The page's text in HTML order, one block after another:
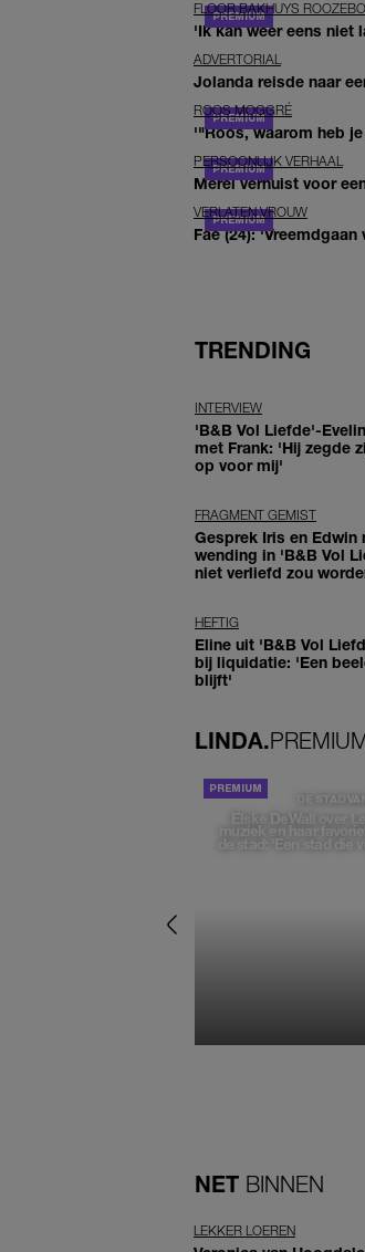
FLOOR BAKHUYS
'Ik kan weer eens niet
ADVERTORIAL
Jolanda reisde naar
ROOS MOGGRÉ
'"Roos, waarom heb
PERSOONLIJK VERHAAL
Merel verhuist voor
VERLATEN VROUW
Fae (24):
TRENDING
INTERVIEW
'B&B Vol Liefde'-
met Frank: 'Hij zegde
op voor mij'
FRAGMENT GEMIST
Gesprek Iris en Edwin
wending in 'B&B Vol
niet verliefd zou
HEFTIG
Eline uit 'B&B Vol
bij liquidatie: 'Een
blijft'
LINDA.
DE STAD VAN
Elske DeWall over
muziek en haar
de stad: 'Een stad die
NET BINNEN
LEKKER LOEREN